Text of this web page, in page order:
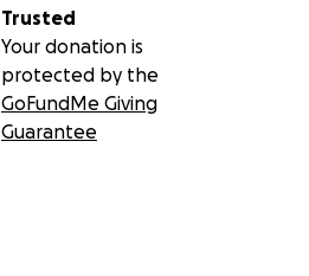
Trusted
Your donation is
protected by the
GoFundMe Giving
Guarantee